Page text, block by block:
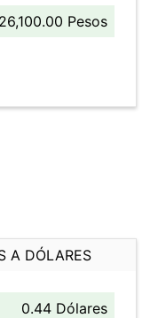
Pesos
A DÓLARES
0.44 Dólares